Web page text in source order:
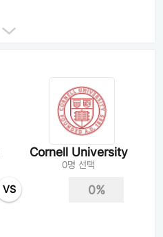
Cornell University
0명 선택
VS 0%